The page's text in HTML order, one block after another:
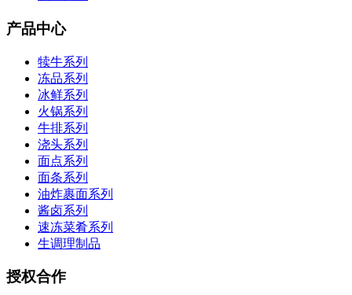
产品中心
犊牛系列
冻品系列
冰鲜系列
火锅系列
牛排系列
浇头系列
面点系列
面条系列
油炸裹面系列
酱卤系列
速冻菜肴系列
生调理制品
授权合作